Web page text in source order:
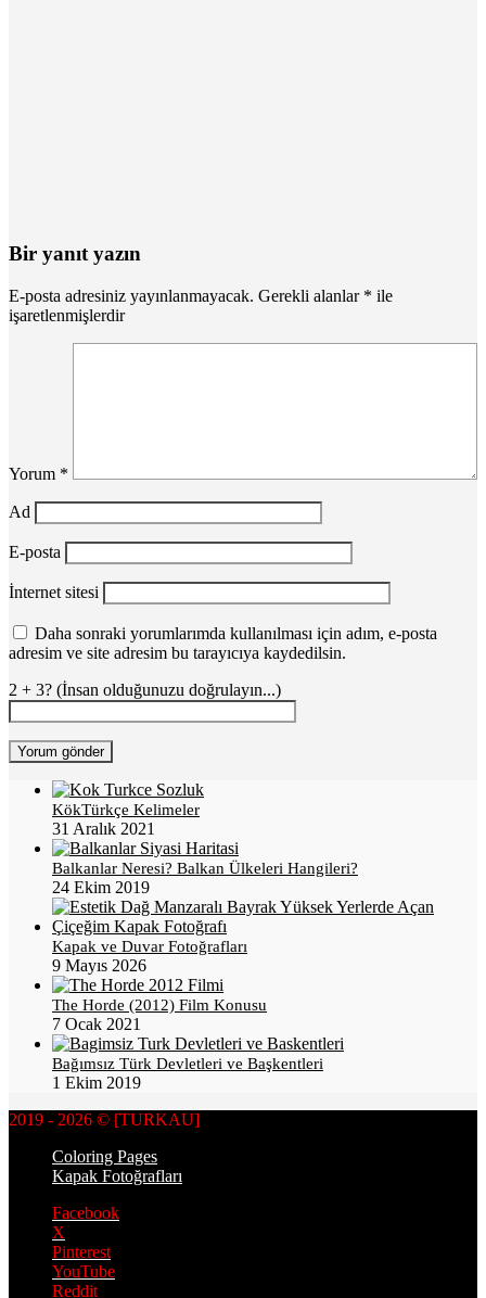
Bir yanıt yazın
E-posta adresiniz yayınlanmayacak. Gerekli alanlar * ile
işaretlenmişlerdir
Yorum *
Ad
E-posta
İnternet sitesi
Daha sonraki yorumlarımda kullanılması için adım, e-posta
adresim ve site adresim bu tarayıcıya kaydedilsin.
2 + 3? (İnsan olduğunuzu doğrulayın...)
KökTürkçe Kelimeler
31 Aralık 2021
Balkanlar Neresi? Balkan Ülkeleri Hangileri?
24 Ekim 2019
Kapak ve Duvar Fotoğrafları
9 Mayıs 2026
The Horde (2012) Film Konusu
7 Ocak 2021
Bağımsız Türk Devletleri ve Başkentleri
1 Ekim 2019
2019 - 2026 © [TURKAU]
Coloring Pages
Kapak Fotoğrafları
Facebook
X
Pinterest
YouTube
Reddit